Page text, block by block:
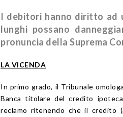
I debitori hanno diritto ad
lunghi possano
pronuncia della Suprema
LA VICENDA
In primo grado, il Tribunale
Banca titolare del credito
reclamo ritenendo che il credito